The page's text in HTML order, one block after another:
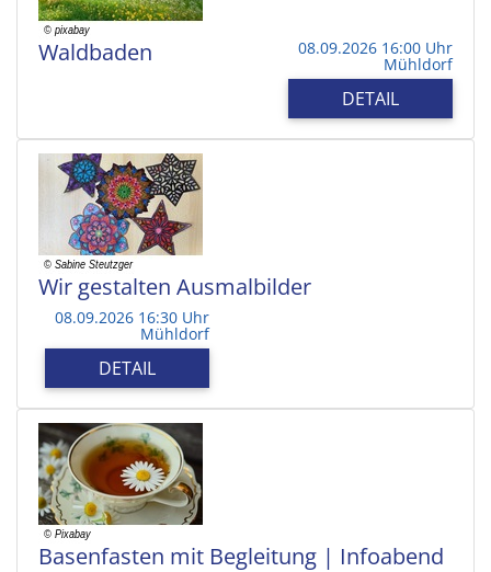
Waldbaden 08.09.2026 16:00 Uhr
Mühldorf
DETAIL
Wir gestalten Ausmalbilder
08.09.2026 16:30 Uhr
Mühldorf
DETAIL
Basenfasten mit Begleitung | Infoabend